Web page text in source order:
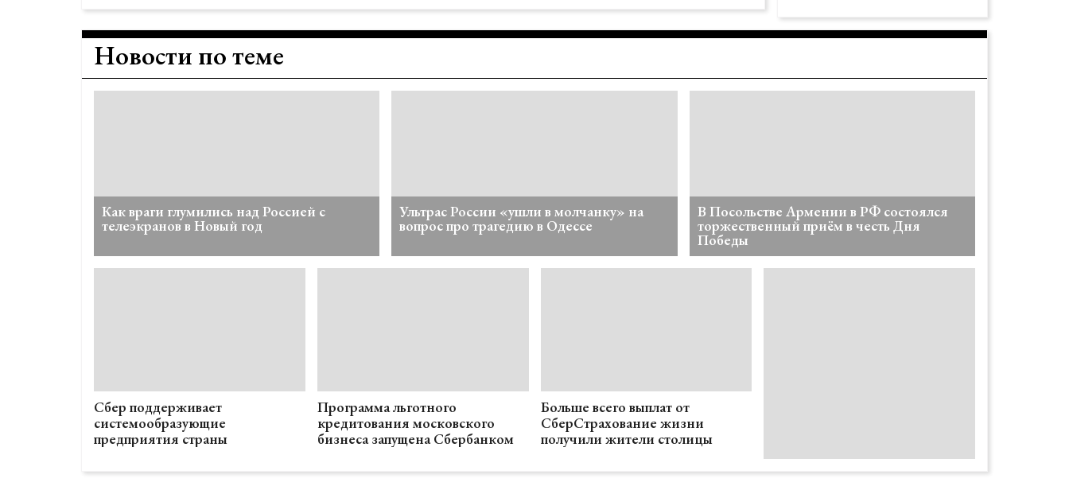
Новости по теме
Как враги глумились над Россией с
телеэкранов в Новый год
Ультрас России «ушли в молчанку» на
вопрос про трагедию в Одессе
В Посольстве Армении в РФ состоялся
торжественный приём в честь Дня
Победы
Сбер поддерживает
системообразующие
предприятия страны
Программа льготного
кредитования московского
бизнеса запущена Сбербанком
Больше всего выплат от
СберСтрахование жизни
получили жители столицы